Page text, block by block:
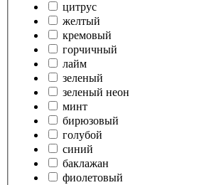
цитрус
желтый
кремовый
горчичный
лайм
зеленый
зеленый неон
минт
бирюзовый
голубой
синий
баклажан
фиолетовый